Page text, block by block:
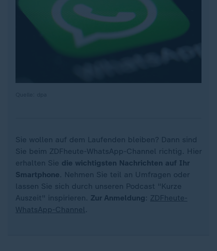
Sie wollen auf dem Laufenden bleiben? Dann sind
Sie beim ZDFheute-WhatsApp-Channel richtig. Hier
erhalten Sie die wichtigsten Nachrichten auf Ihr
Smartphone. Nehmen Sie teil an Umfragen oder
lassen Sie sich durch unseren Podcast "Kurze
Auszeit" inspirieren. Zur Anmeldung : ZDFheute-
WhatsApp-Channel.